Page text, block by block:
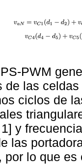
PWM
de las
ciclos de
y
las
por lo que